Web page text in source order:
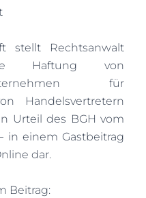
stellt Rechtsanwalt
Haftung von
für
Handelsvertretern
Urteil des BGH vom
– in einem Gastbeitrag
dar.
Beitrag: